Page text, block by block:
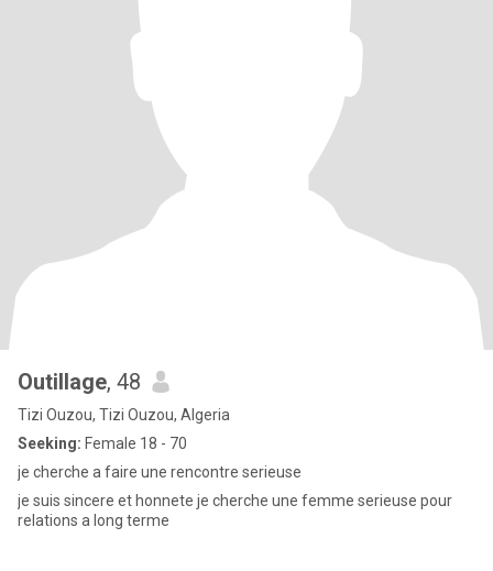
Outillage, 48
Tizi Ouzou, Tizi Ouzou, Algeria
Seeking: Female 18 - 70
je cherche a faire une rencontre serieuse
je suis sincere et honnete je cherche une femme serieuse pour
relations a long terme